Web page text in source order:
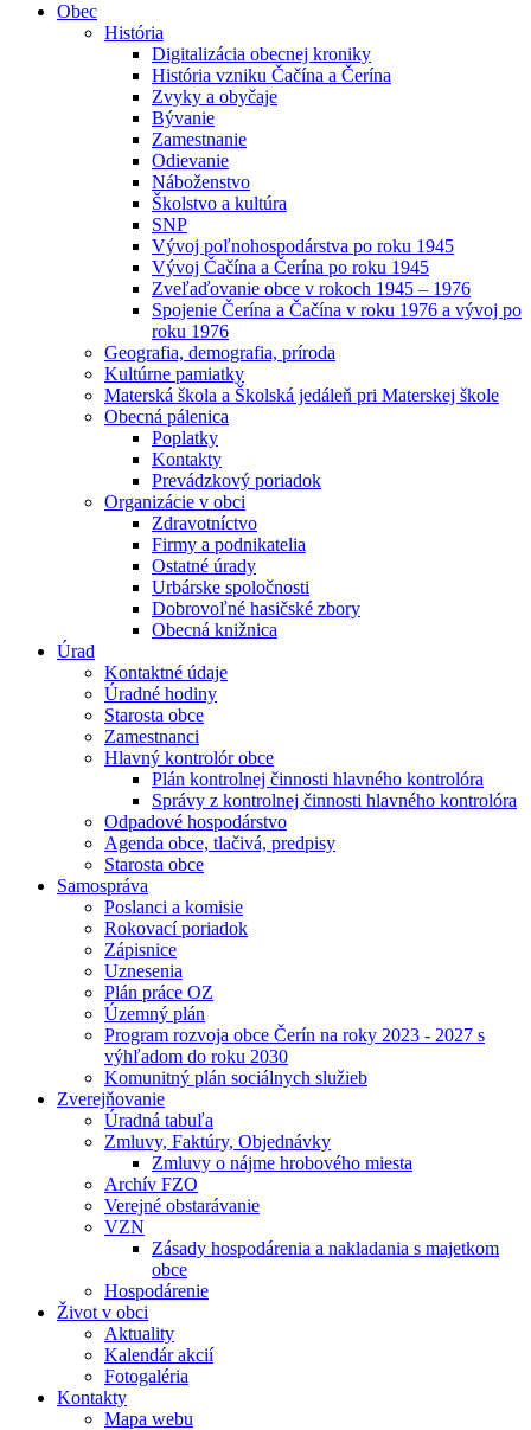
Obec
História
Digitalizácia obecnej kroniky
História vzniku Čačína a Čerína
Zvyky a obyčaje
Bývanie
Zamestnanie
Odievanie
Náboženstvo
Školstvo a kultúra
SNP
Vývoj poľnohospodárstva po roku 1945
Vývoj Čačína a Čerína po roku 1945
Zveľaďovanie obce v rokoch 1945 – 1976
Spojenie Čerína a Čačína v roku 1976 a vývoj po
roku 1976
Geografia, demografia, príroda
Kultúrne pamiatky
Materská škola a Školská jedáleň pri Materskej škole
Obecná pálenica
Poplatky
Kontakty
Prevádzkový poriadok
Organizácie v obci
Zdravotníctvo
Firmy a podnikatelia
Ostatné úrady
Urbárske spoločnosti
Dobrovoľné hasičské zbory
Obecná knižnica
Úrad
Kontaktné údaje
Úradné hodiny
Starosta obce
Zamestnanci
Hlavný kontrolór obce
Plán kontrolnej činnosti hlavného kontrolóra
Správy z kontrolnej činnosti hlavného kontrolóra
Odpadové hospodárstvo
Agenda obce, tlačivá, predpisy
Starosta obce
Samospráva
Poslanci a komisie
Rokovací poriadok
Zápisnice
Uznesenia
Plán práce OZ
Územný plán
Program rozvoja obce Čerín na roky 2023 - 2027 s
výhľadom do roku 2030
Komunitný plán sociálnych služieb
Zverejňovanie
Úradná tabuľa
Zmluvy, Faktúry, Objednávky
Zmluvy o nájme hrobového miesta
Archív FZO
Verejné obstarávanie
VZN
Zásady hospodárenia a nakladania s majetkom
obce
Hospodárenie
Život v obci
Aktuality
Kalendár akcií
Fotogaléria
Kontakty
Mapa webu